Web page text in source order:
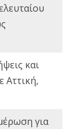
και
Αττική,
για